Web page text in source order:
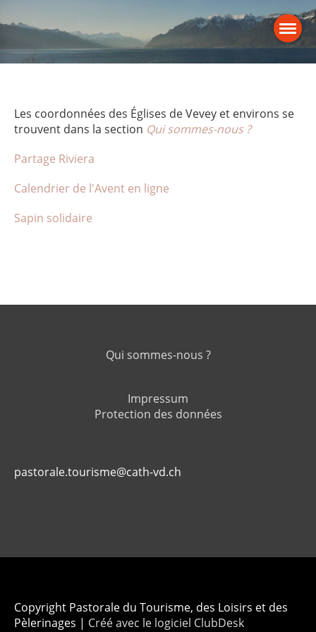
Les coordonnées des Églises de Vevey et environs se
trouvent dans la section Qui sommes-nous ?
Partage Riviera
Calendrier de l'Avent en ligne
Sapin solidaire
Qui sommes-nous ?
Impressum
Protection des données
pastorale.tourisme@cath-vd.ch
Copyright Pastorale du Tourisme, des Loisirs et des
Pèlerinages | Créé avec le logiciel ClubDesk